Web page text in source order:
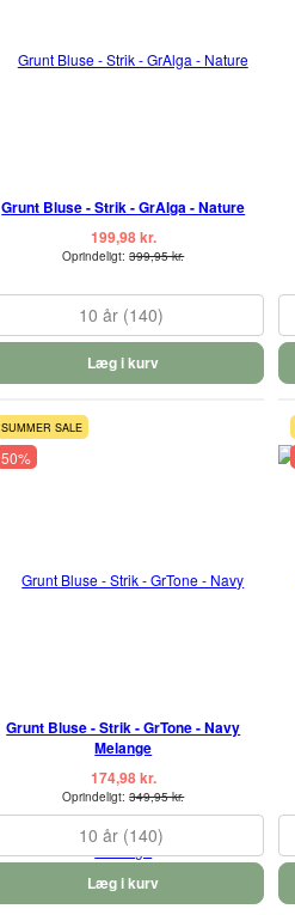
Grunt Bluse - Strik - GrAlga - Nature
199,98 kr.
Oprindeligt:399,95 kr.
10 år (140)
Læg i kurv
SUMMER SALE
50%
Grunt Bluse - Strik - GrTone - Navy
Melange
174,98 kr.
Oprindeligt:349,95 kr.
10 år (140)
Læg i kurv